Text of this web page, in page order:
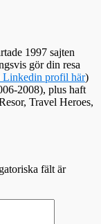
1997 sajten
gör din resa
Linkedin profil här)
2008), plus haft
Travel Heroes,
fält är